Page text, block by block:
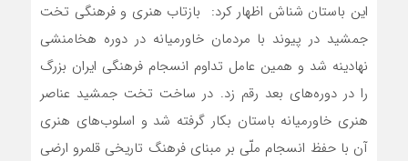
این باستان شناش اظهار کرد: بازتاب هنری و فرهنگی تخت
جمشید در پیوند با مردمان خاورمیانه در دوره هخامنشی
نهادینه شد و همین عامل تداوم انسجام فرهنگی ایران بزرگ
را در دوره‌های بعد رقم زد. در ساخت تخت جمشید عناصر
هنری خاورمیانه باستان بکار گرفته شد و اسلوب‌های هنری
آن با حفظ انسجام ملّی بر مبنای فرهنگ تاریخی قلمرو ارضی